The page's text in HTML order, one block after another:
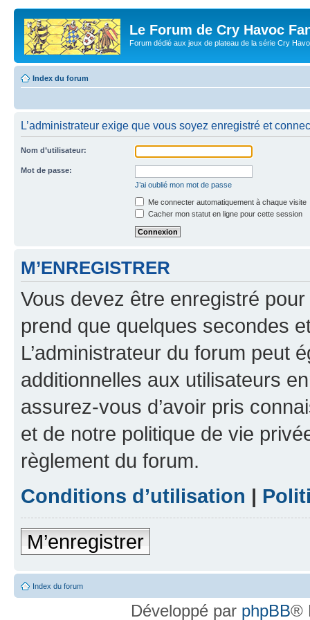
Le Forum de Cry Havoc
Forum dédié aux jeux de plateau de la série Cry
Index du forum
L’administrateur exige que vous soyez enregistré et
Nom d’utilisateur:
Mot de passe:
J’ai oublié mon mot de passe
Me connecter automatiquement à chaque visite
Cacher mon statut en ligne pour cette session
M’ENREGISTRER
Vous devez être enregistré
prend que quelques secondes
L’administrateur du forum peut
additionnelles aux utilisateurs
assurez-vous d’avoir pris
et de notre politique de vie
règlement du forum.
Conditions d’utilisation |
M’enregistrer
Index du forum
Développé par phpBB®